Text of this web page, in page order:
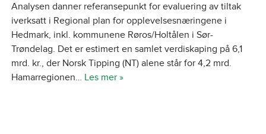
Analysen danner referansepunkt for evaluering av tiltak
iverksatt i Regional plan for opplevelsesnæringene i
Hedmark, inkl. kommunene Røros/Holtålen i Sør-
Trøndelag. Det er estimert en samlet verdiskaping på 6,1
mrd. kr., der Norsk Tipping (NT) alene står for 4,2 mrd.
Hamarregionen… Les mer »